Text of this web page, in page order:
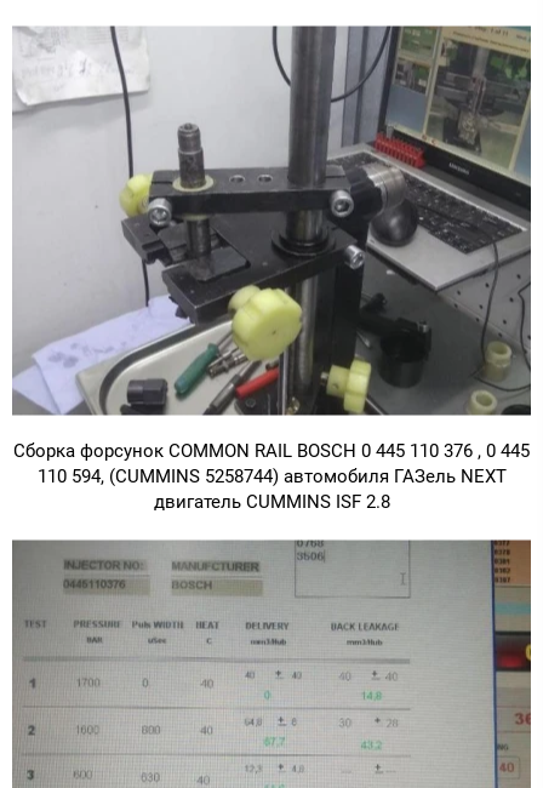
Сборка форсунок COMMON RAIL BOSCH 0 445 110 376 , 0 445
110 594, (CUMMINS 5258744) автомобиля ГАЗель NEXT
двигатель CUMMINS ISF 2.8